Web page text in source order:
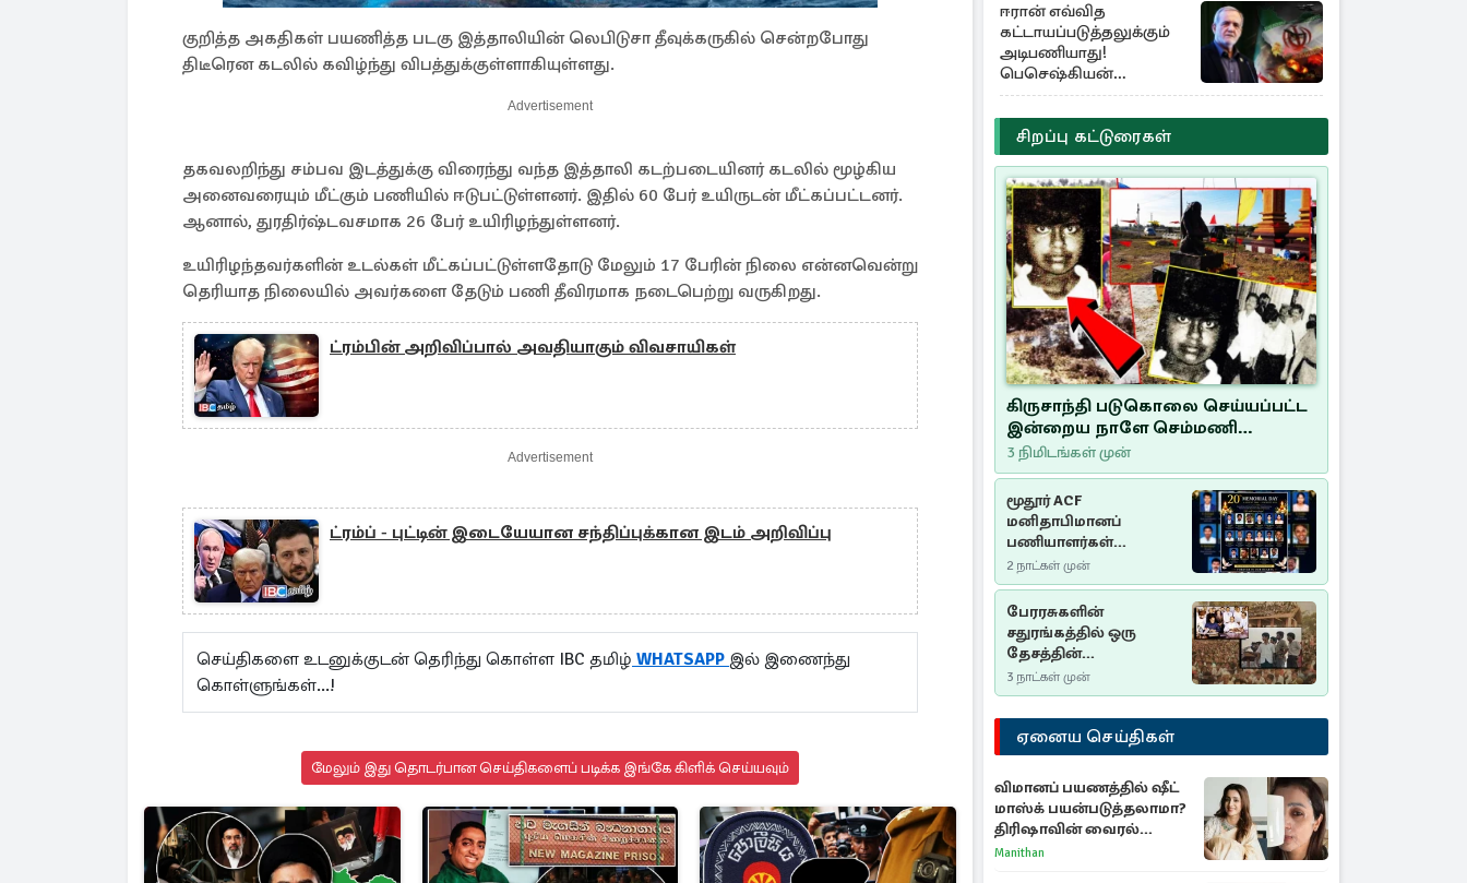
குறித்த அகதிகள் பயணித்த படகு இத்தாலியின் லெபிடுசா தீவுக்கருகில் சென்றபோது
திடீரென கடலில் கவிழ்ந்து விபத்துக்குள்ளாகியுள்ளது.
Advertisement
தகவலறிந்து சம்பவ இடத்துக்கு விரைந்து வந்த இத்தாலி கடற்படையினர் கடலில் மூழ்கிய
அனைவரையும் மீட்கும் பணியில் ஈடுபட்டுள்ளனர். இதில் 60 பேர் உயிருடன் மீட்கப்பட்டனர்.
ஆனால், துரதிர்ஷ்டவசமாக 26 பேர் உயிரிழந்துள்ளனர்.
உயிரிழந்தவர்களின் உடல்கள் மீட்கப்பட்டுள்ளதோடு மேலும் 17 பேரின் நிலை என்னவென்று
தெரியாத நிலையில் அவர்களை தேடும் பணி தீவிரமாக நடைபெற்று வருகிறது.
ட்ரம்பின் அறிவிப்பால் அவதியாகும் விவசாயிகள்
Advertisement
ட்ரம்ப் - புட்டின் இடையேயான சந்திப்புக்கான இடம் அறிவிப்பு
செய்திகளை உடனுக்குடன் தெரிந்து கொள்ள IBC தமிழ் WHATSAPP இல் இணைந்து
கொள்ளுங்கள்...!
மேலும் இது தொடர்பான செய்திகளைப் படிக்க இங்கே கிளிக் செய்யவும்
ஈரான் எவ்வித
கட்டாயப்படுத்தலுக்கும்
அடிபணியாது!
பெசெஷ்கியன்
அறிவிப்பு
சிறப்பு கட்டுரைகள்
கிருசாந்தி படுகொலை செய்யப்பட்ட
இன்றைய நாளே செம்மணி
இனப்படுகொலை தினம்…!
3 நிமிடங்கள் முன்
மூதூர் ACF
மனிதாபிமானப்
பணியாளர்கள்
படுகொலை (2006): 20
ஆண்டுகளாகியும் நீதி
மறுக்கப்பட்ட
மனிதாபிமானப்
பேரவலம்
2 நாட்கள் முன்
பேரரசுகளின்
சதுரங்கத்தில் ஒரு
தேசத்தின்
தீர்க்கதரிசனம் :
சுதுமலை பிரகடனம்
ஒரு வரலாற்றுப் பாடம்
3 நாட்கள் முன்
ஏனைய செய்திகள்
விமானப் பயணத்தில் ஷீட்
மாஸ்க் பயன்படுத்தலாமா?
திரிஷாவின் வைரல்
செல்ஃபிக்கு மருத்துவர்
Manithan